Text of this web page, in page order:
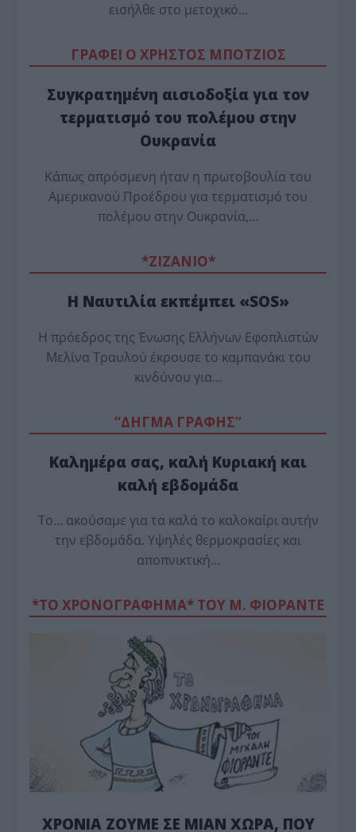
εισήλθε στο μετοχικό…
ΓΡΑΦΕΙ Ο ΧΡΗΣΤΟΣ ΜΠΟΤΖΙΟΣ
Συγκρατημένη αισιοδοξία για τον
τερματισμό του πολέμου στην
Ουκρανία
Κάπως απρόσμενη ήταν η πρωτοβουλία του
Αμερικανού Προέδρου για τερματισμό του
πολέμου στην Ουκρανία,…
*ZΙΖΑΝΙΟ*
Η Ναυτιλία εκπέμπει «SOS»
Η πρόεδρος της Ένωσης Ελλήνων Εφοπλιστών
Μελίνα Τραυλού έ­κρουσε το καμπανάκι του
κινδύνου για…
“ΔΗΓΜΑ ΓΡΑΦΗΣ”
Καλημέρα σας, καλή Κυριακή και
καλή εβδομάδα
Το… ακούσαμε για τα καλά το καλοκαίρι αυτήν
την εβδομάδα. Υψηλές θερμοκρασίες και
αποπνικτική…
*ΤΟ ΧΡΟΝΟΓΡΑΦΗΜΑ* ΤΟΥ Μ. ΦΙΟΡΆΝΤΕ
ΧΡΟΝΙΑ ΖΟΥΜΕ ΣΕ ΜΙΑΝ ΧΩΡΑ, ΠΟΥ